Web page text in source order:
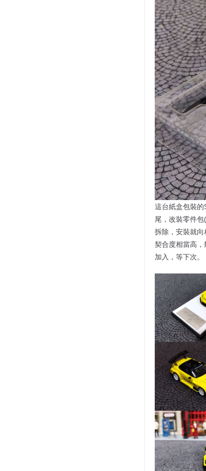
這台紙盒包裝
尾，改裝零件
拆除，安裝就
契合度相當高
加入，等下次。